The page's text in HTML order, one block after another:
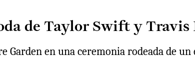
de Taylor Swift y Travis
Garden en una ceremonia rodeada de